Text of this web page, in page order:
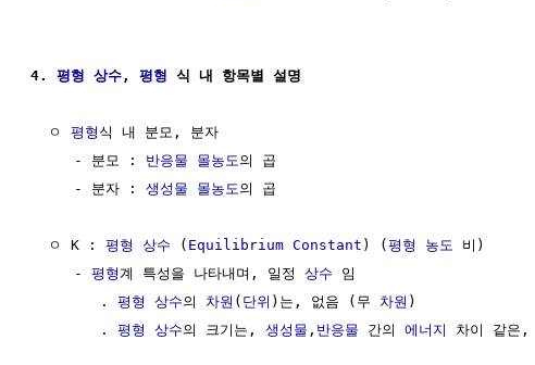
4. 평형 상수 , 평형 식 내 항목별 설명
  ㅇ
평형 식 내 분모, 분자
     - 분모 :
반응물 몰농도 의 곱
     - 분자 :
생성물 몰농도 의 곱
  ㅇ K :
평형 상수 ( Equilibrium Constant ) (평형 농도
비)
     -
평형 계 특성을 나타내며, 일정 상수 임
        .
평형 상수의 차원 ( 단위 )는, 없음 (무 차원 )
        .
평형 상수의 크기는, 생성물 , 반응물 간의 에너지 차이 같은,